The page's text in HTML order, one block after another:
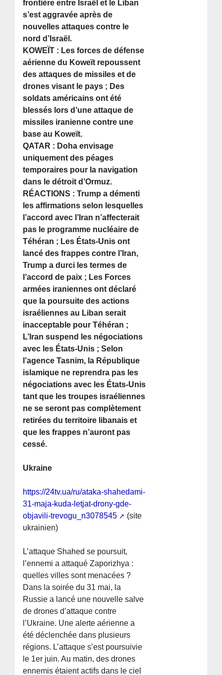
frontière entre Israël et le Liban
s’est aggravée après de
nouvelles attaques contre le
nord d’Israël.
KOWEÏT : Les forces de défense
aérienne du Koweït repoussent
des attaques de missiles et de
drones visant le pays ; Des
soldats américains ont été
blessés lors d’une attaque de
missiles iranienne contre une
base au Koweït.
QATAR : Doha envisage
uniquement des péages
temporaires pour la navigation
dans le détroit d’Ormuz.
RÉACTIONS : Trump a démenti
les affirmations selon lesquelles
l’accord avec l’Iran n’affecterait
pas le programme nucléaire de
Téhéran ; Les États-Unis ont
lancé des frappes contre l’Iran,
Trump a durci les termes de
l’accord de paix ; Les Forces
armées iraniennes ont déclaré
que la poursuite des actions
israéliennes au Liban serait
inacceptable pour Téhéran ;
L’Iran suspend les négociations
avec les États-Unis ; Selon
l’agence Tasnim, la République
islamique ne reprendra pas les
négociations avec les États-Unis
tant que les troupes israéliennes
ne se seront pas complètement
retirées du territoire libanais et
que les frappes n’auront pas
cessé.
Ukraine
https://24tv.ua/ru/ataka-shahedami-
31-maja-kuda-letjat-drony-gde-
objavili-trevogu_n3078545
(site
ukrainien)
L’attaque Shahed se poursuit,
l’ennemi a attaqué Zaporizhya :
quelles villes sont menacées ?
Dans la soirée du 31 mai, la
Russie a lancé une nouvelle salve
de drones d’attaque contre
l’Ukraine. Une alerte aérienne a
été déclenchée dans plusieurs
régions. L’attaque s’est poursuivie
le 1er juin. Au matin, des drones
ennemis étaient actifs dans le ciel